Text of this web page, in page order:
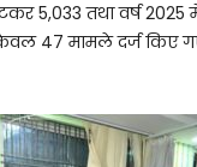
5,033 तथा वर्ष 2025 में
47 मामले दर्ज किए